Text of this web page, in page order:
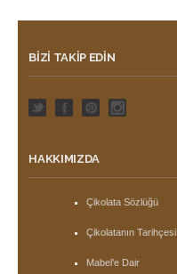
BIZI TAKIP EDIN
HAKKIMIZDA
Çikolata Sözlüğü
Çikolatanın Tarihçesi
Mabel’e Dair